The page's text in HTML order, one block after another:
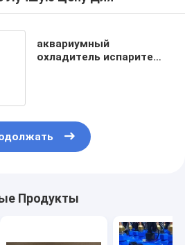
аквариумный
охладитель испаритель
Продукты